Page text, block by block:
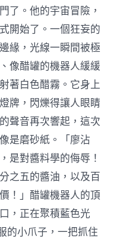
了。他的宇宙冒險，
開始了。一個狂妄的
緣，光線一瞬間被極
像醋罐的機器人緩緩
著白色醋霧。它身上
牌，閃爍得讓人眼睛
聲音再次響起，這次
是磨砂紙。「廖沾
是對醬料學的侮辱！
之五的醬油，以及百
！」醋罐機器人的頂
，正在聚積藍色光
的小爪子，一把抓住